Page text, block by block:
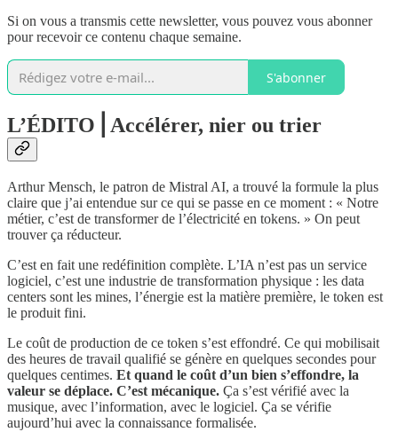
Si on vous a transmis cette newsletter, vous pouvez vous abonner
pour recevoir ce contenu chaque semaine.
S'abonner
L’ÉDITO⎟ Accélérer, nier ou trier
Arthur Mensch, le patron de Mistral AI, a trouvé la formule la plus
claire que j’ai entendue sur ce qui se passe en ce moment : « Notre
métier, c’est de transformer de l’électricité en tokens. » On peut
trouver ça réducteur.
C’est en fait une redéfinition complète. L’IA n’est pas un service
logiciel, c’est une industrie de transformation physique : les data
centers sont les mines, l’énergie est la matière première, le token est
le produit fini.
Le coût de production de ce token s’est effondré. Ce qui mobilisait
des heures de travail qualifié se génère en quelques secondes pour
quelques centimes. Et quand le coût d’un bien s’effondre, la
valeur se déplace. C’est mécanique. Ça s’est vérifié avec la
musique, avec l’information, avec le logiciel. Ça se vérifie
aujourd’hui avec la connaissance formalisée.